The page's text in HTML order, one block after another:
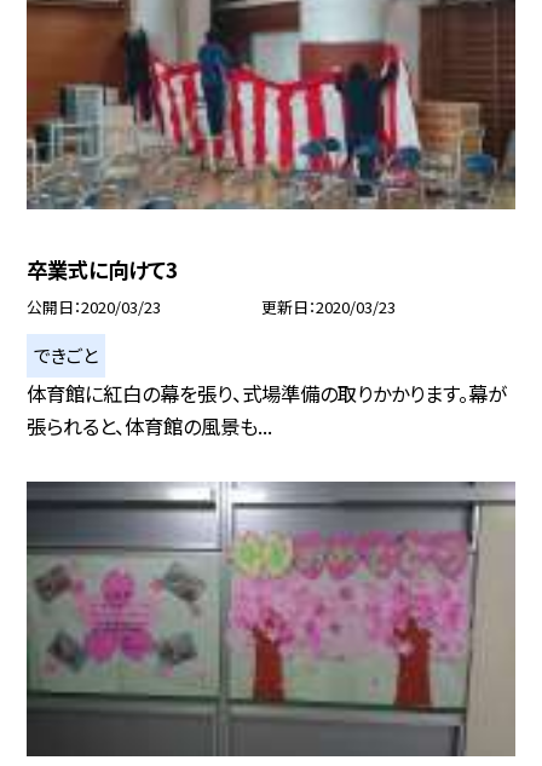
卒業式に向けて3
公開日 2020/03/23 更新日 2020/03/23
できごと
体育館に紅白の幕を張り、式場準備の取りかかります。幕が
張られると、体育館の風景も...